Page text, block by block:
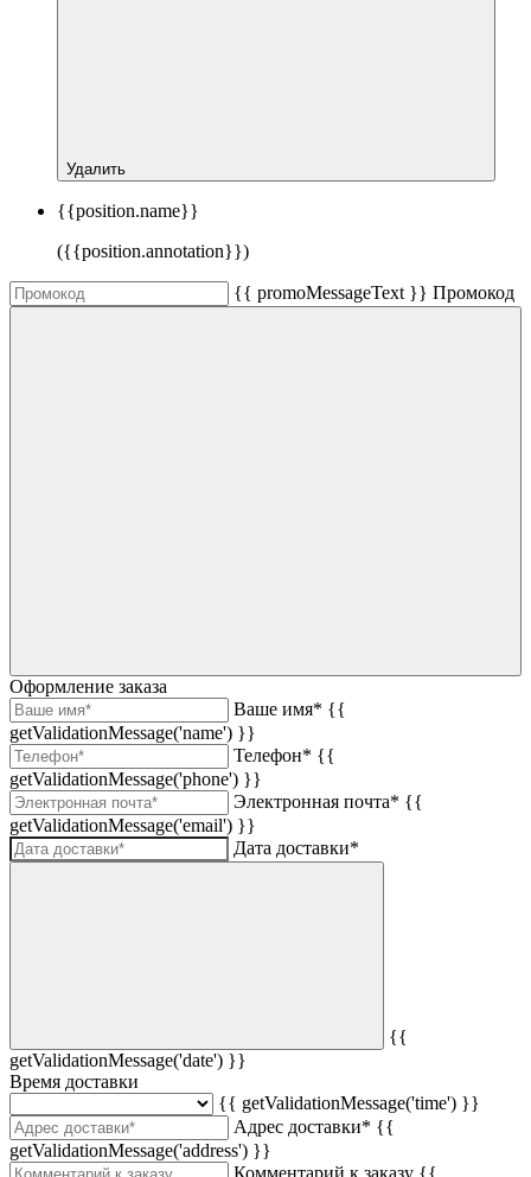
Удалить
{{position.name}}
({{position.annotation}})
{{ promoMessageText }} Промокод
Оформление заказа
Ваше имя* {{
getValidationMessage('name') }}
Телефон* {{
getValidationMessage('phone') }}
Электронная почта* {{
getValidationMessage('email') }}
Дата доставки*
{{
getValidationMessage('date') }}
Время доставки
{{ getValidationMessage('time') }}
Адрес доставки* {{
getValidationMessage('address') }}
Комментарий к заказу {{